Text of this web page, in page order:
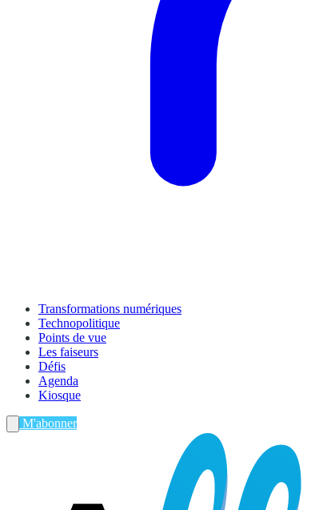
Transformations numériques
Technopolitique
Points de vue
Les faiseurs
Défis
Agenda
Kiosque
M'abonner